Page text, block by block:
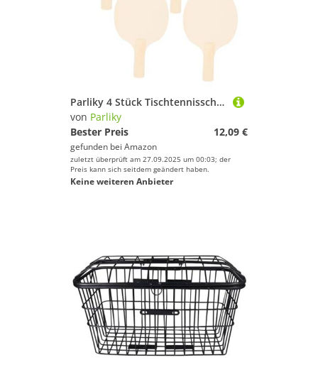
Parliky 4 Stück Tischtennisschläger Bodenplatte Blank Schmetterling Tischtennisschläger Rise DIY Kind Unbemalt Hart Erwachsene Malerei Paddel Der Schläger
von Parliky
Bester Preis
12,09 €
gefunden bei Amazon
zuletzt überprüft am 27.09.2025 um 00:03; der
Preis kann sich seitdem geändert haben.
Keine weiteren Anbieter